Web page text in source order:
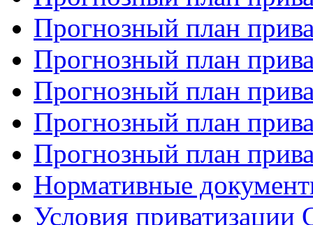
Прогнозный план
Прогнозный план
Прогнозный план
Прогнозный план
Прогнозный план
Нормативные
Условия